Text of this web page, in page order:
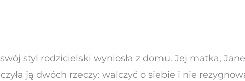
styl rodzicielski wyniosła z domu. Jej matka,
ją dwóch rzeczy: walczyć o siebie i nie